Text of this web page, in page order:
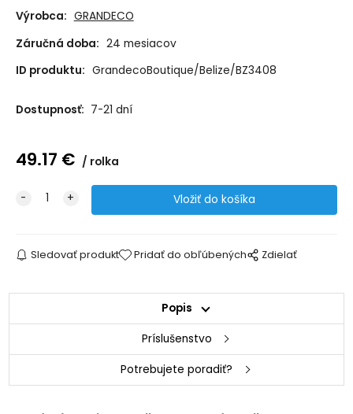
Výrobca: GRANDECO
Záručná doba: 24 mesiacov
ID produktu: GrandecoBoutique/Belize/BZ3408
Dostupnosť: 7-21 dní
49.17 € rolka
Sledovať produkt Pridať do obľúbených Zdielať
Popis
Príslušenstvo
Potrebujete poradiť?